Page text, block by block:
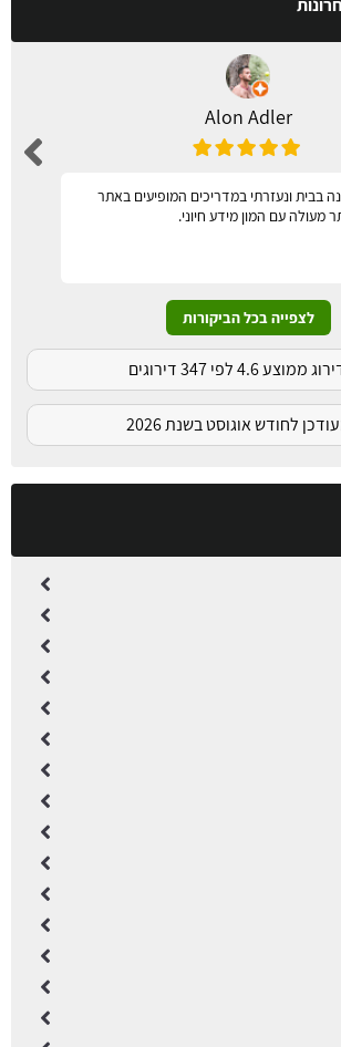
Alon Adler
בבית ונעזרתי במדריכים המופיעים באתר
מעולה עם המון מידע חיוני.
לצפייה בכל הביקורות
ממוצע 4.6 לפי 347 דירוגים
לחודש אוגוסט בשנת 2026